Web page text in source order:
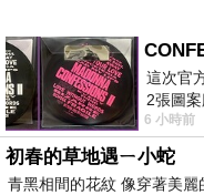
這次官
2張圖
版；目
6 小時前
初春的草地遇ㄧ小蛇
青黑相間的花紋 像穿著美